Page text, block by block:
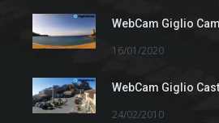
WebCam Giglio
16/01/2020
WebCam Giglio
24/02/2010